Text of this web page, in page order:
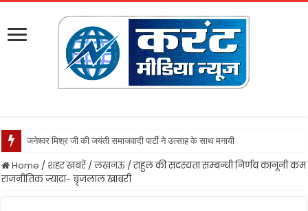
नवाबाद पुलि
Home / शहर खबरें / लखनऊ / राहुल की सदस्यता सम्बन्धी निर्णय कानूनी कम
राजनीतिक ज्यादा- बृजलाल खाबरी